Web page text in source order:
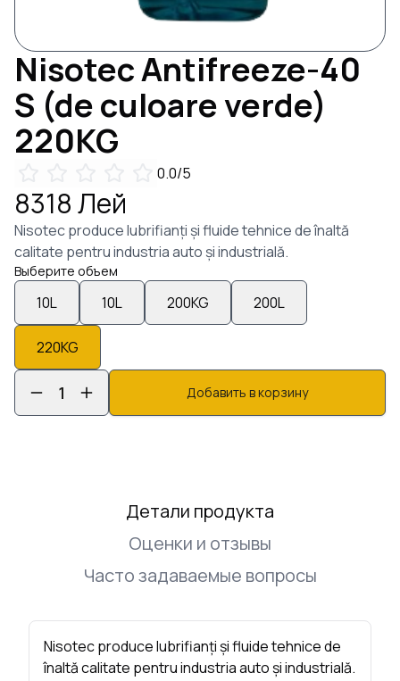
NisotecAntifreeze-40
S (de culoare verde)
220KG
0.0/5
8318Лей
Nisotec produce lubrifianți și fluide tehnice de înaltă
calitate pentru industria auto și industrială.
Выберите объем
10L 10L 200KG 200L
220KG
1 Добавить в корзину
Детали продукта
Оценки и отзывы
Часто задаваемые вопросы
Nisotec produce lubrifianți și fluide tehnice de
înaltă calitate pentru industria auto și industrială.